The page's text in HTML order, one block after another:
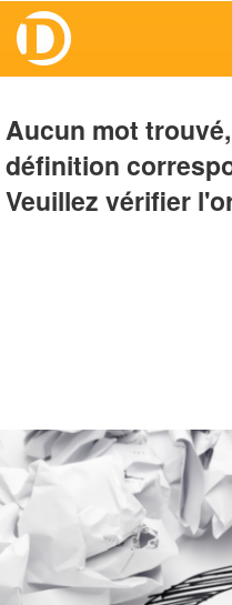
Aucun mot
définition
Veuillez vérifier